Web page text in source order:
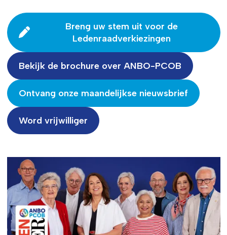
Breng uw stem uit voor de
Ledenraadverkiezingen
Bekijk de brochure over ANBO-PCOB
Ontvang onze maandelijkse nieuwsbrief
Word vrijwilliger